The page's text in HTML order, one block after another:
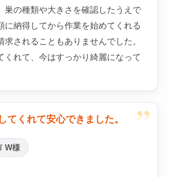
巣の種類や大きさを確認したうえで
に納得してから作業を始めてくれる
されることもありませんでした。
くれて、今はすっかり綺麗になって
”
てくれて安心できました。
W様